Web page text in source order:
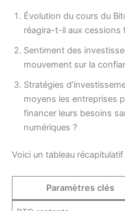
Évolution du cours du
réagira-t-il aux cessions
Sentiment des
mouvement sur la
Stratégies
moyens les entreprises
financer leurs besoins
numériques ?
Voici un tableau récapitulatif
Paramètres clés